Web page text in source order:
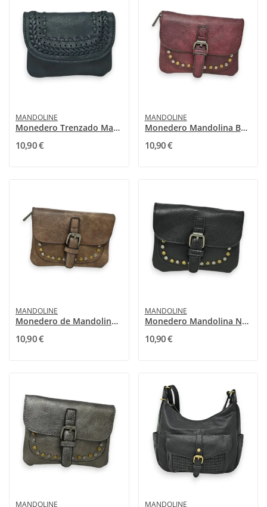
MANDOLINE
Monedero Trenzado Mandolina Azul Marino
10,90 €
MANDOLINE
Monedero Mandolina Burdeos con Tachuelas
10,90 €
MANDOLINE
Monedero de Mandoline Taupe con tachuelas
10,90 €
MANDOLINE
Monedero Mandolina Negro con Tachuelas
10,90 €
MANDOLINE MANDOLINE